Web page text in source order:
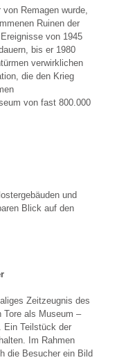
Remagen wurde,
Ruinen der
von 1945
bis er 1980
verwirklichen
die den Krieg
von fast 800.000
und
Blick auf den
Zeitzeugnis des
Tore als Museum –
Ein Teilstück der
Im Rahmen
die Besucher ein Bild